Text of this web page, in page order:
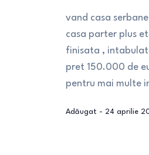
vand casa
casa parter plus
finisata ,
pret 150.000 de
pentru mai multe
Adăugat - 24 aprilie